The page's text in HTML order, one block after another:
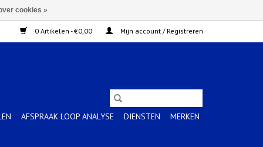
0 Artikelen - €0,00 Mijn account / Registreren
AFSPRAAK LOOP ANALYSE DIENSTEN MERKEN
cookies »